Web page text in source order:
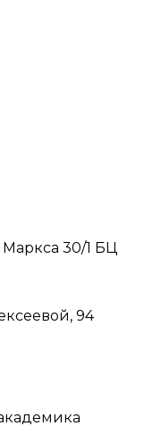
Маркса 30/1 БЦ
94